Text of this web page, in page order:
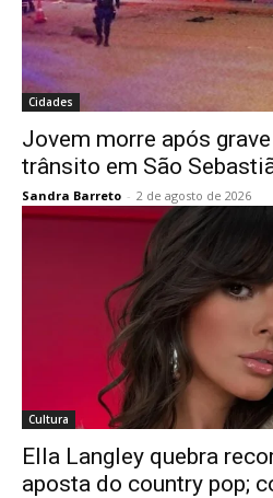
Cidades
Jovem morre após
trânsito em São
Sandra Barreto - 2 de agosto de 2026
Cultura
Ella Langley quebra
aposta do country pop;